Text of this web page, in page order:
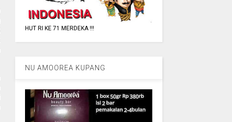
HUT RI KE 71 MERDEKA !!!
NU AMOOREA KUPANG